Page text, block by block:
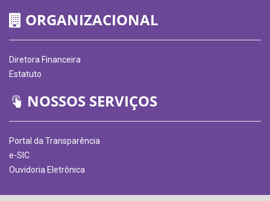
ORGANIZACIONAL
Diretora Financeira
Estatuto
NOSSOS SERVIÇOS
Portal da Transparência
e-SIC
Ouvidoria Eletrônica